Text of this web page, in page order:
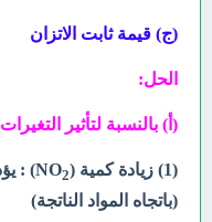
(ج) قيمة ثابت الاتزان
الحل:
(أ) بالنسبة لتأثير
(1) زيادة كمية (NO 2
) :
(باتجاه المواد الناتجة)